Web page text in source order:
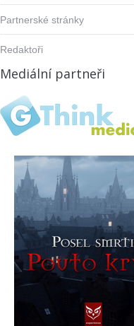
Partnerské stránky
Redaktoři
Mediální partneři